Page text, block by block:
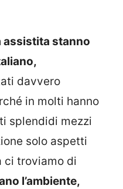
assistita stanno
davvero
in molti hanno
splendidi mezzi
solo aspetti
ci troviamo di
l’ambiente,